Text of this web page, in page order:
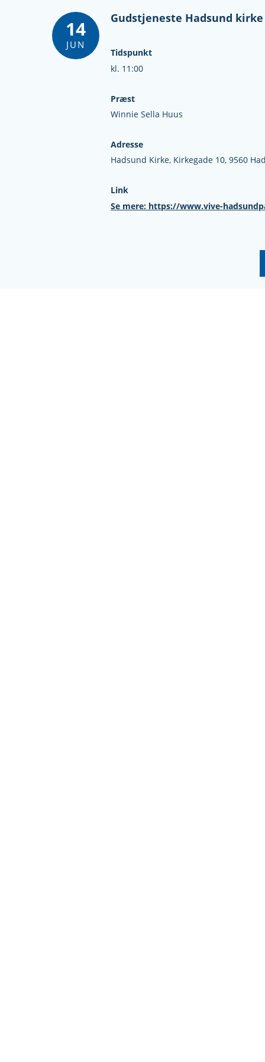
14
JUN
Gudstjeneste Hadsund kirke
Tidspunkt
kl. 11:00
Præst
Winnie Sella Huus
Adresse
Hadsund Kirke, Kirkegade 10,9560
Link
Se mere: https://www.vive-